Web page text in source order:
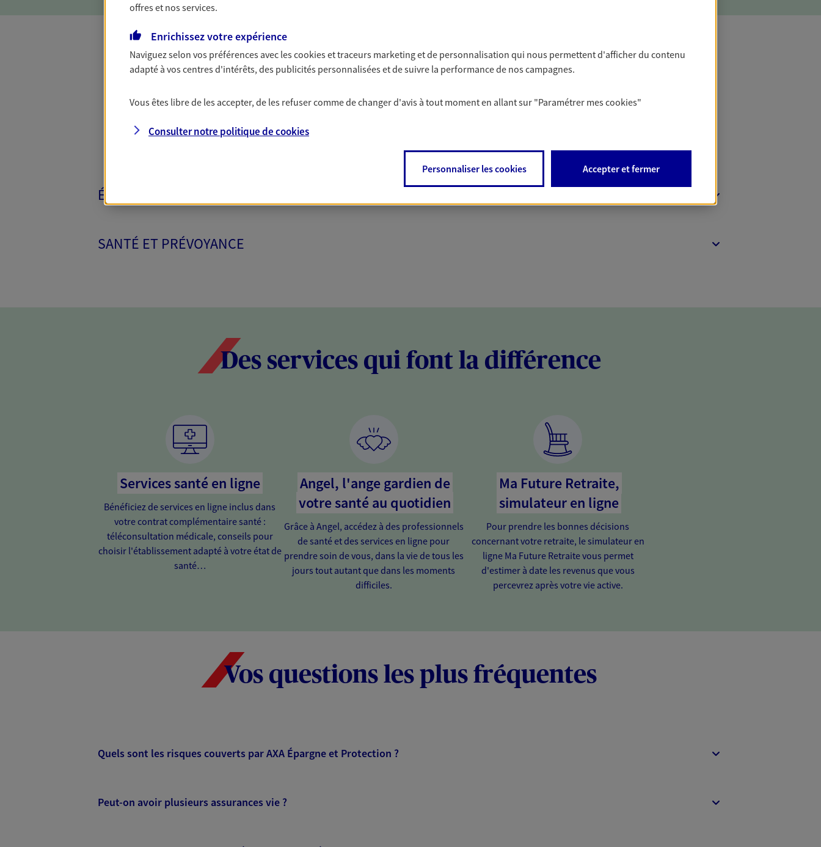
Toutes nos solutions AXA Épargne et Protection
ÉPARGNE ET RETRAITE
SANTÉ ET PRÉVOYANCE
Des services qui font la différence
Services santé en ligne
Bénéficiez de services en ligne inclus dans
votre contrat complémentaire santé :
téléconsultation médicale, conseils pour
choisir l'établissement adapté à votre état de
santé…
Angel, l'ange gardien de
votre santé au quotidien
Grâce à Angel, accédez à des professionnels
de santé et des services en ligne pour
prendre soin de vous, dans la vie de tous les
jours tout autant que dans les moments
difficiles.
Ma Future Retraite,
simulateur en ligne
Pour prendre les bonnes décisions
concernant votre retraite, le simulateur en
ligne Ma Future Retraite vous permet
d'estimer à date les revenus que vous
percevrez après votre vie active.
Vos questions les plus fréquentes
Quels sont les risques couverts par AXA Épargne et Protection ?
Peut-on avoir plusieurs assurances vie ?
offres et nos services.
Enrichissez votre expérience
Naviguez selon vos préférences avec lescookies et traceurs marketing et de personnalisation qui nous permettent d'afficher du contenu
adapté à vos centres d'intérêts, des publicités personnalisées et de suivre la performance de nos campagnes.
Vous êtes libre de les accepter, de les refuser comme de changer d'avis à tout moment en allant sur "Paramétrer mescookies"
Consulter notre politique decookies
Personnaliser les cookies Accepter et fermer